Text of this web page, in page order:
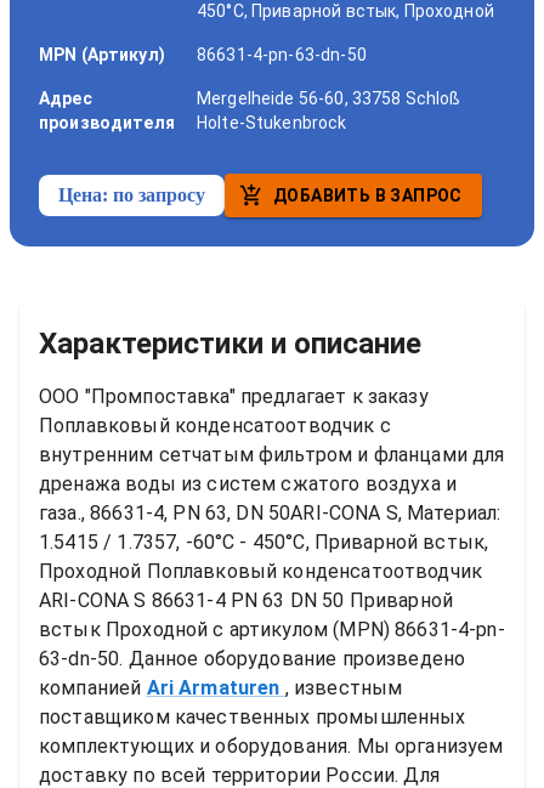
450°C, Приварной встык, Проходной
MPN (Артикул) 86631-4-pn-63-dn-50
Адрес
производителя
Mergelheide 56-60, 33758 Schloß
Holte-Stukenbrock
Цена: по запросу ДОБАВИТЬ В ЗАПРОС
Характеристики и описание
ООО "Промпоставка" предлагает к заказу
Поплавковый конденсатоотводчик с
внутренним сетчатым фильтром и фланцами для
дренажа воды из систем сжатого воздуха и
газа., 86631-4, PN 63, DN 50ARI-CONA S, Материал:
1.5415 / 1.7357, -60°C - 450°C, Приварной встык,
Проходной Поплавковый конденсатоотводчик
ARI-CONA S 86631-4 PN 63 DN 50 Приварной
встык Проходной с артикулом (MPN) 86631-4-pn-
63-dn-50. Данное оборудование произведено
компанией Ari Armaturen , известным
поставщиком качественных промышленных
комплектующих и оборудования. Мы организуем
доставку по всей территории России. Для